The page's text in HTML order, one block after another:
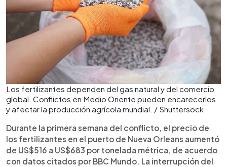
Los fertilizantes dependen del gas natural y del comercio
global. Conflictos en Medio Oriente pueden encarecerlos
y afectar la producción agrícola mundial. / Shuttersock
Durante la primera semana del conflicto, el precio de
los fertilizantes en el puerto de Nueva Orleans aumentó
de US$516 a US$683 por tonelada métrica, de acuerdo
con datos citados por BBC Mundo. La interrupción del